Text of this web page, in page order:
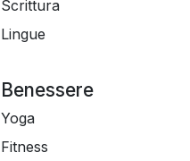
Scrittura
Lingue
Benessere
Yoga
Fitness